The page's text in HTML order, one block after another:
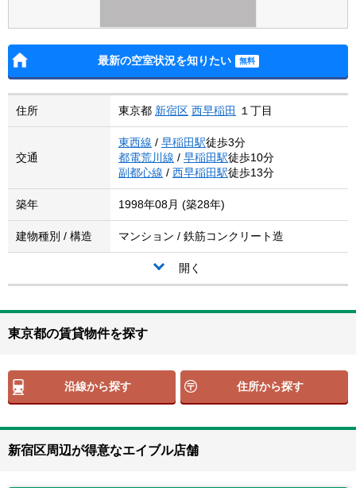
最新の空室状況を知りたい
住所 東京都 新宿区 西早稲田 １丁目
交通
東西線 / 早稲田駅徒歩3分
都電荒川線 / 早稲田駅徒歩10分
副都心線 / 西早稲田駅徒歩13分
築年 1998年08月 (築28年)
建物種別 / 構造 マンション / 鉄筋コンクリート造
開く
東京都の賃貸物件を探す
沿線から探す 住所から探す
新宿区周辺が得意なエイブル店舗